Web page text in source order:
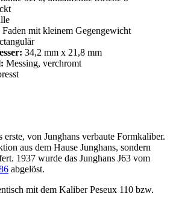
Faden mit kleinem Gegengewicht
34,2 mm x 21,8 mm
Messing, verchromt
erste, von Junghans verbaute Formkaliber.
aus dem Hause Junghans, sondern
1937 wurde das Junghans J63 vom
abgelöst.
mit dem Kaliber Peseux 110 bzw.